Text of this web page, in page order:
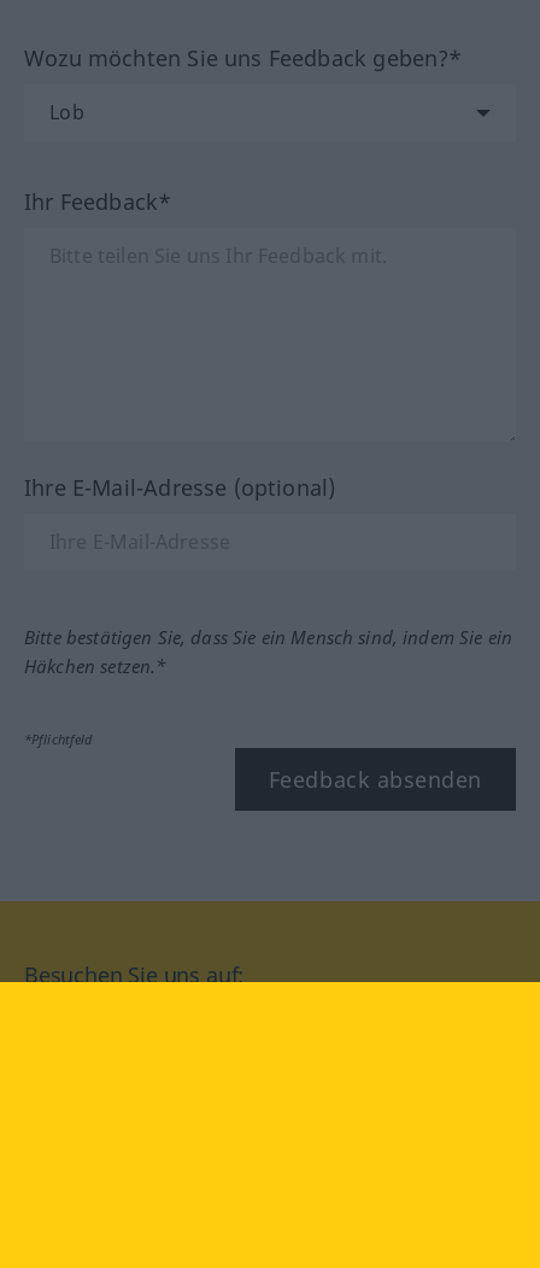
Wozu möchten Sie uns Feedback geben?*
Ihr Feedback*
Ihre E-Mail-Adresse (optional)
Bitte bestätigen Sie, dass Sie ein Mensch sind, indem Sie ein
Häkchen setzen.*
*Pflichtfeld
Feedback absenden
Besuchen Sie uns auf: